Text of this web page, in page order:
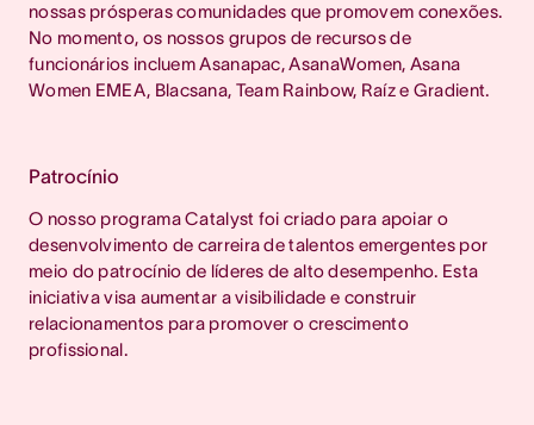
nossas prósperas comunidades que promovem conexões.
No momento, os nossos grupos de recursos de
funcionários incluem Asanapac, AsanaWomen, Asana
Women EMEA, Blacsana, Team Rainbow, Raíz e Gradient.
Patrocínio
O nosso programa Catalyst foi criado para apoiar o
desenvolvimento de carreira de talentos emergentes por
meio do patrocínio de líderes de alto desempenho. Esta
iniciativa visa aumentar a visibilidade e construir
relacionamentos para promover o crescimento
profissional.